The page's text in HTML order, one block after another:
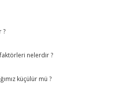
?
nelerdir ?
küçülür mü ?